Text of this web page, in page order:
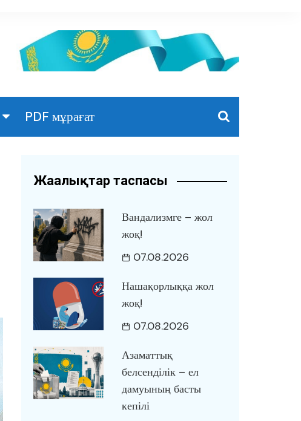
PDF мұрағат
Жаңалықтар таспасы
Вандализмге – жол
жоқ!
07.08.2026
Нашақорлыққа жол
жоқ!
07.08.2026
Азаматтық
белсенділік – ел
дамуының басты
кепілі